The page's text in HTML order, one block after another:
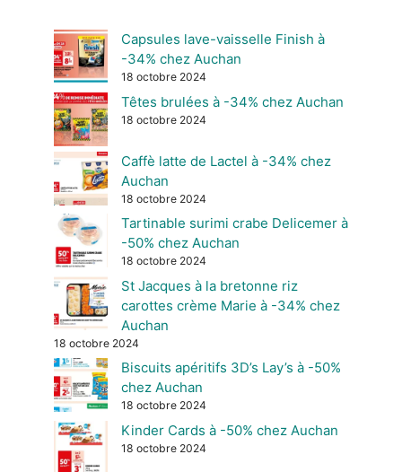
Capsules lave-vaisselle Finish à
-34% chez Auchan
18 octobre 2024
Têtes brulées à -34% chez Auchan
18 octobre 2024
Caffè latte de Lactel à -34% chez
Auchan
18 octobre 2024
Tartinable surimi crabe Delicemer à
-50% chez Auchan
18 octobre 2024
St Jacques à la bretonne riz
carottes crème Marie à -34% chez
Auchan
18 octobre 2024
Biscuits apéritifs 3D’s Lay’s à -50%
chez Auchan
18 octobre 2024
Kinder Cards à -50% chez Auchan
18 octobre 2024